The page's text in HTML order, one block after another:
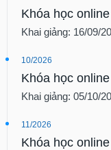
Khóa học
Khai giảng: 16/09/
10/2026
Khóa học
Khai giảng: 05/10/
11/2026
Khóa học